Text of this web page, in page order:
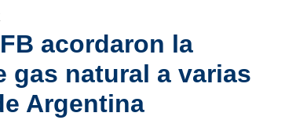
acordaron la
gas natural a varias
Argentina